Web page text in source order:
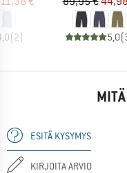
(2) 5,0(
ESITÄ KYSYMYS
KIRJOITA ARVIO